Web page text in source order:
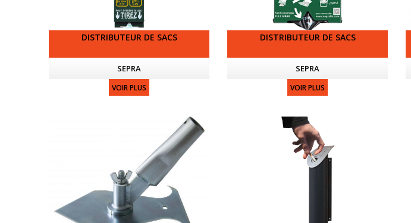
DISTRIBUTEUR DE SACS
SEPRA
VOIR PLUS
DISTRIBUTEUR DE SACS
SEPRA
VOIR PLUS